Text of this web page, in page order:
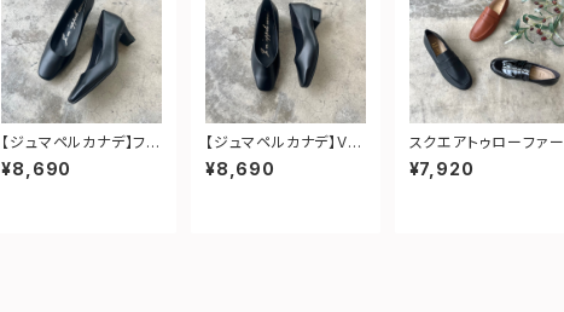
【ジュマペルカナデ】フォ
ーマルスクエアパンプス
¥8,690
【ジュマペルカナデ】Vカ
ットフォーマルパンプス
¥8,690
スクエアトゥローファー
¥7,920